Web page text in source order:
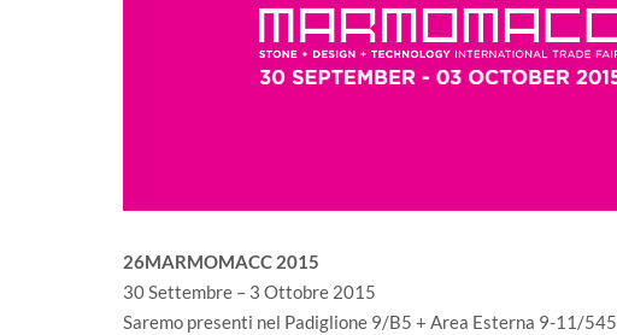
26MARMOMACC 2015
30 Settembre – 3 Ottobre 2015
Saremo presenti nel Padiglione 9/B5 + Area Esterna 9-11/545